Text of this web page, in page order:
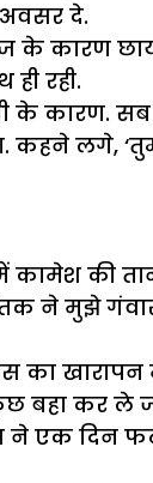
अवसर दे.
के कारण
रही.
के
लगे,
की
तक ने मुझे
का
बहा कर ले
ने एक दिन